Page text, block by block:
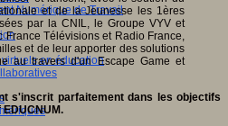
Numérique de Travail
en éducation
et de la Jeunesse les 1ères
par la CNIL, le Groupe VYV et
France Télévisions et Radio France,
et de leur apporter des solutions
au travers d'un Escape Game et
s'inscrit parfaitement dans les objectifs